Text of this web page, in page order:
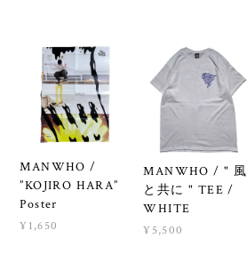
MANWHO /
”KOJIRO HARA”
Poster
¥1,650
MANWHO / " 風
と共に " TEE /
WHITE
¥5,500